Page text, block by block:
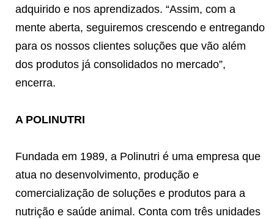
adquirido e nos aprendizados. “Assim, com a
mente aberta, seguiremos crescendo e entregando
para os nossos clientes soluções que vão além
dos produtos já consolidados no mercado”,
encerra.
A POLINUTRI
Fundada em 1989, a Polinutri é uma empresa que
atua no desenvolvimento, produção e
comercialização de soluções e produtos para a
nutrição e saúde animal. Conta com três unidades